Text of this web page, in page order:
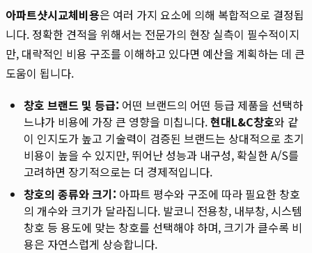
아파트샷시교체비용은 여러 가지 요소에 의해 복합적으로 결정됩
니다. 정확한 견적을 위해서는 전문가의 현장 실측이 필수적이지
만, 대략적인 비용 구조를 이해하고 있다면 예산을 계획하는 데 큰
도움이 됩니다.
창호 브랜드 및 등급: 어떤 브랜드의 어떤 등급 제품을 선택하
느냐가 비용에 가장 큰 영향을 미칩니다.현대L&C창호와 같
이 인지도가 높고 기술력이 검증된 브랜드는 상대적으로 초기
비용이 높을 수 있지만, 뛰어난 성능과 내구성, 확실한 A/S를
고려하면 장기적으로는 더 경제적입니다.
창호의 종류와 크기: 아파트 평수와 구조에 따라 필요한 창호
의 개수와 크기가 달라집니다. 발코니 전용창, 내부창, 시스템
창호 등 용도에 맞는 창호를 선택해야 하며, 크기가 클수록 비
용은 자연스럽게 상승합니다.